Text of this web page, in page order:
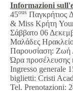
Informazioni
45ous Παγκρήτιος
& Miss Κρήτη
Σάββατο 06
Μαλάδες
Παρουσίαση: Ζωή
Ώρα προσέλευσης
Ingresso generale
biglietti: Cristi
Tel. Prenotazioni: